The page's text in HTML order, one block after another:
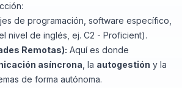
de programación, software específico,
nivel de inglés, ej. C2 - Proficient).
Remotas): Aquí es donde
asíncrona , la autogestión y la
de forma autónoma.